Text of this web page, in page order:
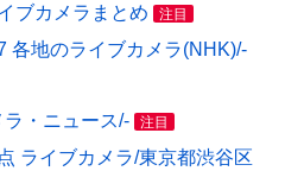
ブカメラまとめ 注目
各地のライブカメラ(NHK)/-
・ニュース/- 注目
ライブカメラ/東京都渋谷区